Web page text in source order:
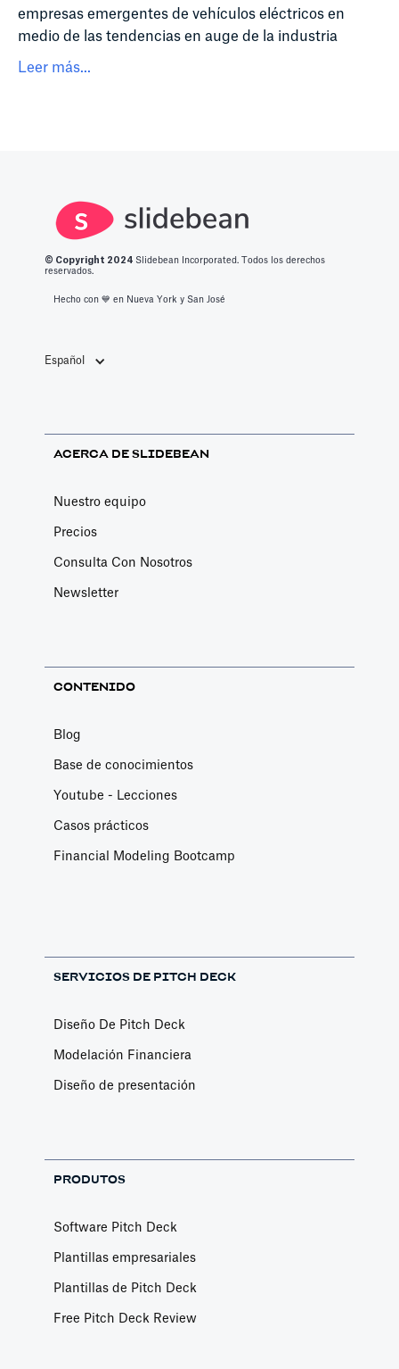
empresas emergentes de vehículos eléctricos en
medio de las tendencias en auge de la industria
Leer más...
© Copyright 2 024 Slidebean Incorporated. Todos los derechos
reservados.
Hecho con 💙️ en Nueva York y San José
Español
ACERCA DE SLIDEBEAN
Nuestro equipo
Precios
Consulta Con Nosotros
Newsletter
CONTENIDO
Blog
Base de conocimientos
Youtube - Lecciones
Casos prácticos
Financial Modeling Bootcamp
SERVICIOS DE PITCH DECK
Diseño De Pitch Deck
Modelación Financiera
Diseño de presentación
PRODUTOS
Software Pitch Deck
Plantillas empresariales
Plantillas de Pitch Deck
Free Pitch Deck Review